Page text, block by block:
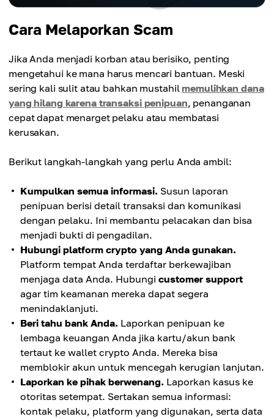
Cara Melaporkan Scam
Jika Anda menjadi korban atau berisiko, penting
mengetahui ke mana harus mencari bantuan. Meski
sering kali sulit atau bahkan mustahilmemulihkan dana
yang hilang karena transaksi penipuan, penanganan
cepat dapat menarget pelaku atau membatasi
kerusakan.
Berikut langkah-langkah yang perlu Anda ambil:
Kumpulkan semua informasi. Susun laporan
penipuan berisi detail transaksi dan komunikasi
dengan pelaku. Ini membantu pelacakan dan bisa
menjadi bukti di pengadilan.
Hubungi platform crypto yang Anda gunakan.
Platform tempat Anda terdaftar berkewajiban
menjaga data Anda. Hubungi customer support
agar tim keamanan mereka dapat segera
menindaklanjuti.
Beri tahu bank Anda. Laporkan penipuan ke
lembaga keuangan Anda jika kartu/akun bank
tertaut ke wallet crypto Anda. Mereka bisa
memblokir akun untuk mencegah kerugian lanjutan.
Laporkan ke pihak berwenang. Laporkan kasus ke
otoritas setempat. Sertakan semua informasi:
kontak pelaku, platform yang digunakan, serta data